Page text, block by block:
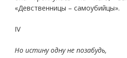
«Девственницы – самоубийцы».
IV
Но истину одну не позабудь,